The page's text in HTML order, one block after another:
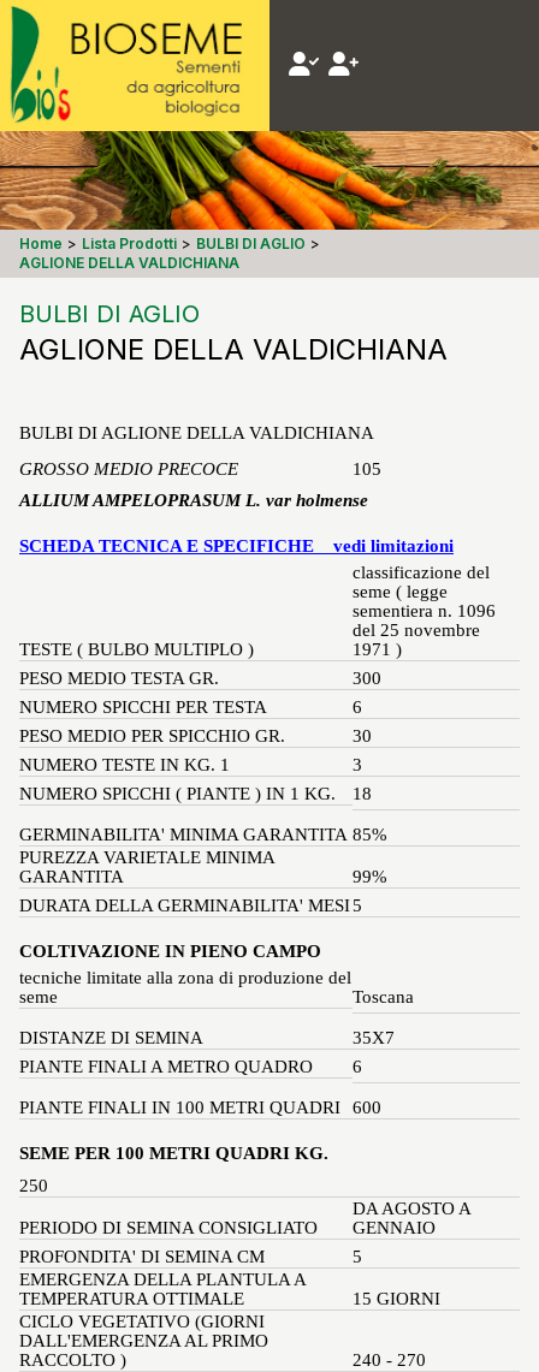
Home > Lista Prodotti > BULBI DI AGLIO >
AGLIONE DELLA VALDICHIANA
BULBI DI AGLIO
AGLIONE DELLA VALDICHIANA
BULBI DI AGLIONE DELLA VALDICHIANA
GROSSO MEDIO PRECOCE
105
ALLIUM AMPELOPRASUM L. var holmense
SCHEDA TECNICA E SPECIFICHE    vedi limitazioni
TESTE ( BULBO MULTIPLO )
classificazione del
seme ( legge
sementiera n. 1096
del 25 novembre
1971 )
PESO MEDIO TESTA GR.
300
NUMERO SPICCHI PER TESTA
6
PESO MEDIO PER SPICCHIO GR.
30
NUMERO TESTE IN KG. 1
3
NUMERO SPICCHI ( PIANTE ) IN 1 KG.
18
GERMINABILITA' MINIMA GARANTITA 85%
PUREZZA VARIETALE MINIMA
GARANTITA
99%
DURATA DELLA GERMINABILITA' MESI 5
COLTIVAZIONE IN PIENO CAMPO
tecniche limitate alla zona di produzione del
seme
Toscana
DISTANZE DI SEMINA
35X7
PIANTE FINALI A METRO QUADRO
6
PIANTE FINALI IN 100 METRI QUADRI 600
SEME PER 100 METRI QUADRI KG.
250
PERIODO DI SEMINA CONSIGLIATO
DA AGOSTO A
GENNAIO
PROFONDITA' DI SEMINA CM
5
EMERGENZA DELLA PLANTULA A
TEMPERATURA OTTIMALE
15 GIORNI
CICLO VEGETATIVO (GIORNI
DALL'EMERGENZA AL PRIMO
RACCOLTO )
240 - 270